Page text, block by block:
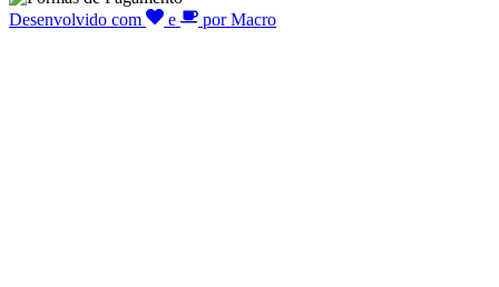
Desenvolvido com e por Macro